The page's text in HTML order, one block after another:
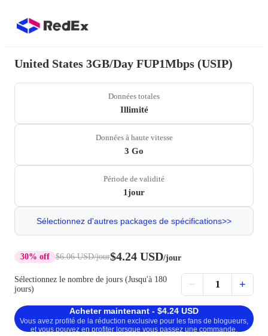
United States 3GB/Day FUP1Mbps (USIP)
Données totales
Illimité
Données à haute vitesse
3 Go
Période de validité
1jour
Sélectionnez d'autres packages de spécifications>>
30% off $6.06 USD/jour$4.24 USD/jour
Sélectionnez le nombre de jours (Jusqu'à 180
jours)
− 1 +
Acheter maintenant - $4.24 USD
Vous avez profité de la réduction exclusive pour les fans de blogueurs,
et vous pouvez en profiter lorsque vous passez une commande.